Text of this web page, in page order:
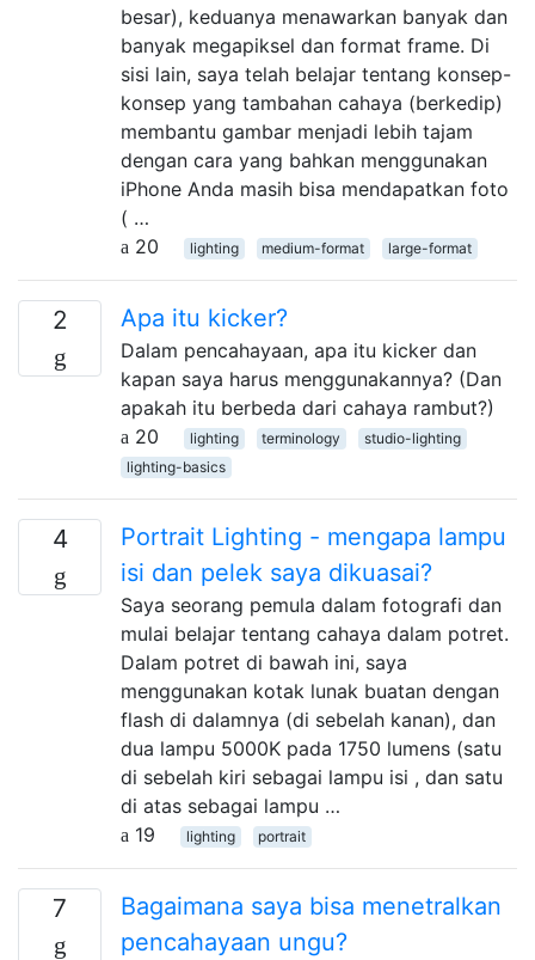
besar), keduanya menawarkan banyak dan
banyak megapiksel dan format frame. Di
sisi lain, saya telah belajar tentang konsep-
konsep yang tambahan cahaya (berkedip)
membantu gambar menjadi lebih tajam
dengan cara yang bahkan menggunakan
iPhone Anda masih bisa mendapatkan foto
( …
20
lighting medium-format large-format
2 Apa itu kicker?
Dalam pencahayaan, apa itu kicker dan
kapan saya harus menggunakannya? (Dan
apakah itu berbeda dari cahaya rambut?)
20
lighting terminology
studio-lighting
lighting-basics
4
Portrait Lighting - mengapa lampu
isi dan pelek saya dikuasai?
Saya seorang pemula dalam fotografi dan
mulai belajar tentang cahaya dalam potret.
Dalam potret di bawah ini, saya
menggunakan kotak lunak buatan dengan
flash di dalamnya (di sebelah kanan), dan
dua lampu 5000K pada 1750 lumens (satu
di sebelah kiri sebagai lampu isi , dan satu
di atas sebagai lampu …
19
lighting portrait
7
Bagaimana saya bisa menetralkan
pencahayaan ungu?